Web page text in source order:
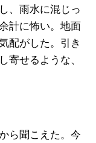
、雨水に混じっ
計に怖い。地面
配がした。引き
寄せるような、
ら聞こえた。今